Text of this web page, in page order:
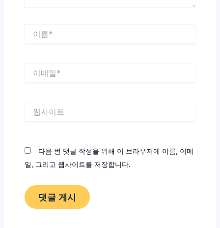
다음 번 댓글 작성을 위해 이 브라우저에 이름, 이메
일, 그리고 웹사이트를 저장합니다.